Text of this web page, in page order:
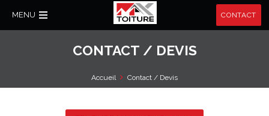
MENU CONTACT
CONTACT / DEVIS
Accueil Contact / Devis